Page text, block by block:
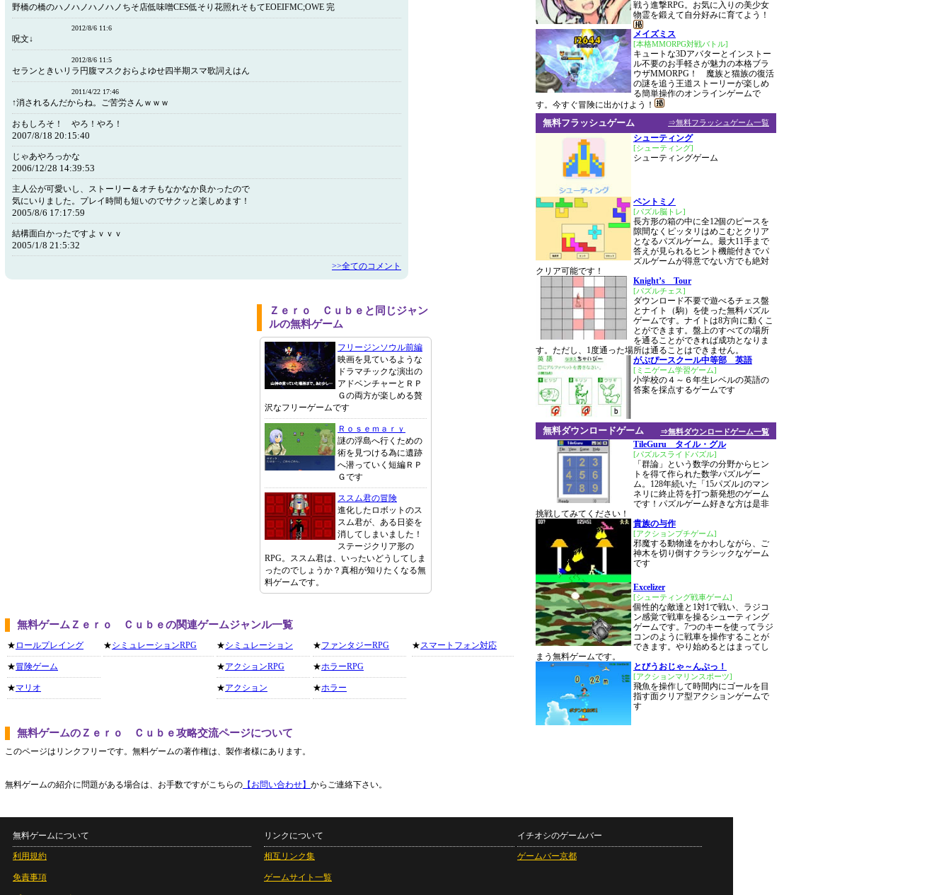
野橋の橋のハノハノハノハノちそ店低味噌CES低そり花照れそもてEOEIFMC;OWE 完
2012/8/6 11:6
呪文↓
2012/8/6 11:5
セランときいリラ円腹マスクおらよゆせ四半期スマ歌詞えはん
2011/4/22 17:46
↑消されるんだからね。ご苦労さんｗｗｗ
おもしろそ！ やろ！やろ！
2007/8/18 20:15:40
じゃあやろっかな
2006/12/28 14:39:53
主人公が可愛いし、ストーリー＆オチもなかなか良かったので
気にいりました。プレイ時間も短いのでサクッと楽しめます！
2005/8/6 17:17:59
結構面白かったですよｖｖｖ
2005/1/8 21:5:32
>>全てのコメント
Ｚｅｒｏ Ｃｕｂｅと同じジャン
ルの無料ゲーム
フリージンソウル前編
映画を見ているような
ドラマチックな演出の
アドベンチャーとＲＰ
Ｇの両方が楽しめる贅
沢なフリーゲームです
Ｒｏｓｅｍａｒｙ
謎の浮島へ行くための
術を見つける為に遺跡
へ潜っていく短編ＲＰ
Ｇです
ススム君の冒険
進化したロボットのス
スム君が、ある日姿を
消してしまいました！
ステージクリア形の
RPG。ススム君は、いったいどうしてしま
ったのでしょうか？真相が知りたくなる無
料ゲームです。
無料ゲームＺｅｒｏ Ｃｕｂｅの関連ゲームジャンル一覧
★ ロールプレイング
★冒険ゲーム
★マリオ
★シミュレーションRPG ★シミュレーション
★アクションRPG
★アクション
★ファンタジーRPG
★ホラーRPG
★ホラー
★スマートフォン対応
無料ゲームのＺｅｒｏ Ｃｕｂｅ攻略交流ページについて
このページはリンクフリーです。無料ゲームの著作権は、製作者様にあります。
無料ゲームの紹介に問題がある場合は、お手数ですがこちらの 【お問い合わせ】 からご連絡下さい。
戦う進撃RPG。お気に入りの美少女
物霊を鍛えて自分好みに育てよう！
メイズミス
[本格MMORPG対戦バトル]
キュートな3Dアバターとインストー
ル不要のお手軽さが魅力の本格ブラ
ウザMMORPG！ 魔族と猫族の復活
の謎を追う王道ストーリーが楽しめ
る簡単操作のオンラインゲームで
す。今すぐ冒険に出かけよう！
⇒無料フラッシュゲーム一覧
無料フラッシュゲーム
シューティング
[シューティング]
シューティングゲーム
ペントミノ
[パズル脳トレ]
長方形の箱の中に全12個のピースを
隙間なくピッタリはめこむとクリア
となるパズルゲーム。最大11手まで
答えが見られるヒント機能付きでパ
ズルゲームが得意でない方でも絶対
クリア可能です！
Knight’s Tour
[パズルチェス]
ダウンロード不要で遊べるチェス盤
とナイト（駒）を使った無料パズル
ゲームです。ナイトは8方向に動くこ
とができます。盤上のすべての場所
を通ることができれば成功となりま
す。ただし、1度通った場所は通ることはできません。
がぷぴースクール中等部 英語
[ミニゲーム学習ゲーム]
小学校の４～６年生レベルの英語の
答案を採点するゲームです
⇒無料ダウンロードゲーム一覧
無料ダウンロードゲーム
TileGuru タイル・グル
[パズルスライドパズル]
「群論」という数学の分野からヒン
トを得て作られた数学パズルゲー
ム。128年続いた「15パズル｣のマン
ネリに終止符を打つ新発想のゲーム
です！パズルゲーム好きな方は是非
挑戦してみてください！
貴族の与作
[アクションプチゲーム]
邪魔する動物達をかわしながら、ご
神木を切り倒すクラシックなゲーム
です
Excelizer
[シューティング戦車ゲーム]
個性的な敵達と1対1で戦い、ラジコ
ン感覚で戦車を操るシューティング
ゲームです。7つのキーを使ってラジ
コンのように戦車を操作することが
できます。やり始めるとはまってし
まう無料ゲームです。
とびうおじゃ～んぷっ！
[アクションマリンスポーツ]
飛魚を操作して時間内にゴールを目
指す面クリア型アクションゲームで
す
無料ゲームについて
利用規約
免責事項
リンクについて
相互リンク集
ゲームサイト一覧
イチオシのゲームバー
ゲームバー京都